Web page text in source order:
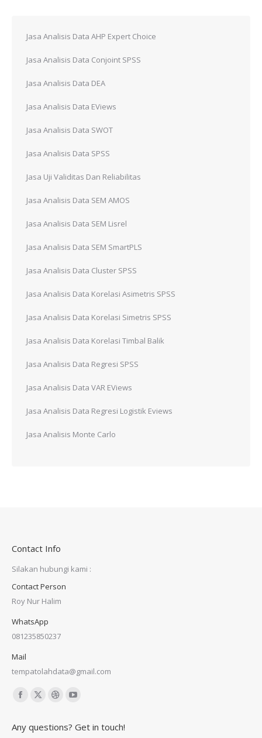
Jasa Analisis Data AHP Expert Choice
Jasa Analisis Data Conjoint SPSS
Jasa Analisis Data DEA
Jasa Analisis Data EViews
Jasa Analisis Data SWOT
Jasa Analisis Data SPSS
Jasa Uji Validitas Dan Reliabilitas
Jasa Analisis Data SEM AMOS
Jasa Analisis Data SEM Lisrel
Jasa Analisis Data SEM SmartPLS
Jasa Analisis Data Cluster SPSS
Jasa Analisis Data Korelasi Asimetris SPSS
Jasa Analisis Data Korelasi Simetris SPSS
Jasa Analisis Data Korelasi Timbal Balik
Jasa Analisis Data Regresi SPSS
Jasa Analisis Data VAR EViews
Jasa Analisis Data Regresi Logistik Eviews
Jasa Analisis Monte Carlo
Contact Info
Silakan hubungi kami :
Contact Person
Roy Nur Halim
WhatsApp
081235850237
Mail
tempatolahdata@gmail.com
Find us on:
Facebook
opens
X
opens
Dribbble
opensopens
Any questions? Get in touch!